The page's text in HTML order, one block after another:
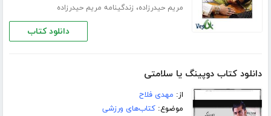
مریم حیدرزاده، زندگینامه مریم حیدرزاده
دانلود کتاب
دانلود کتاب دوپینگ یا سلامتی
از: مهدی فلاح
موضوع:کتاب‌های ورزشی